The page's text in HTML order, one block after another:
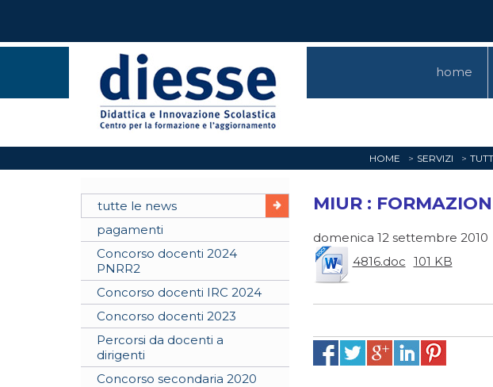
home
HOME SERVIZI
tutte le news
pagamenti
Concorso docenti 2024
PNRR2
Concorso docenti IRC 2024
Concorso docenti 2023
Percorsi da docenti a
dirigenti
Concorso secondaria 2020
MIUR :
domenica 12 settembre 2010
4816.doc 101 KB